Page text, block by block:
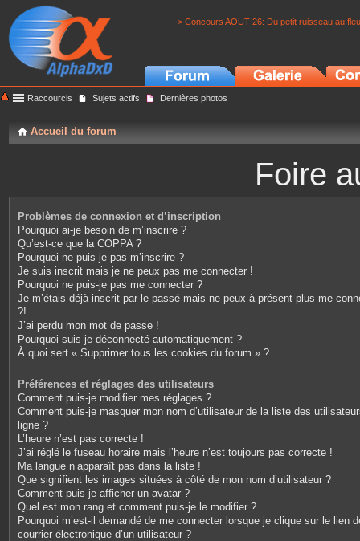
> Concours AOUT 26: Du petit ruisseau au
Raccourcis Sujets actifs Dernières photos
Accueil du forum
Foire
Problèmes de connexion et d’inscription
Pourquoi ai-je besoin de m’inscrire ?
Qu’est-ce que la COPPA ?
Pourquoi ne puis-je pas m’inscrire ?
Je suis inscrit mais je ne peux pas me connecter !
Pourquoi ne puis-je pas me connecter ?
Je m’étais déjà inscrit par le passé mais ne peux à présent plus me
?!
J’ai perdu mon mot de passe !
Pourquoi suis-je déconnecté automatiquement ?
À quoi sert « Supprimer tous les cookies du forum » ?
Préférences et réglages des utilisateurs
Comment puis-je modifier mes réglages ?
Comment puis-je masquer mon nom d’utilisateur de la liste des
ligne ?
L’heure n’est pas correcte !
J’ai réglé le fuseau horaire mais l’heure n’est toujours pas correcte !
Ma langue n’apparaît pas dans la liste !
Que signifient les images situées à côté de mon nom d’utilisateur ?
Comment puis-je afficher un avatar ?
Quel est mon rang et comment puis-je le modifier ?
Pourquoi m’est-il demandé de me connecter lorsque je clique sur le lien
courrier électronique d’un utilisateur ?